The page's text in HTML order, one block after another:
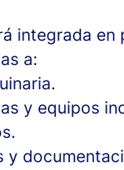
integrada
a:
y equipos
y